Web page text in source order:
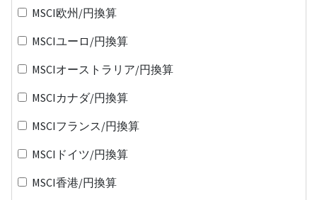
MSCI欧州/円換算
MSCIユーロ/円換算
MSCIオーストラリア/円換算
MSCIカナダ/円換算
MSCIフランス/円換算
MSCIドイツ/円換算
MSCI香港/円換算